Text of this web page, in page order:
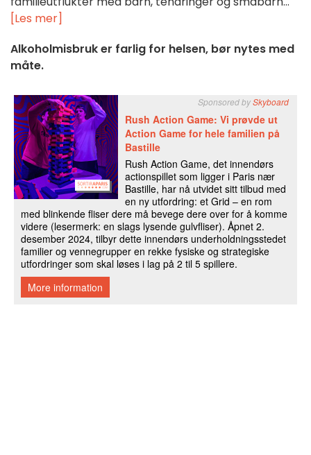
[Les mer]
Alkoholmisbruk er farlig for helsen, bør nytes med
måte.